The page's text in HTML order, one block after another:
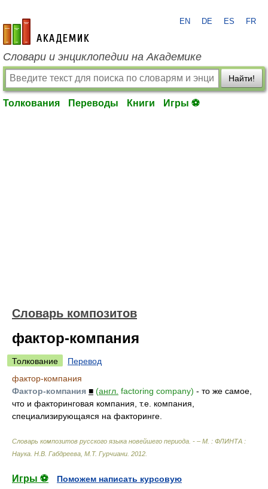
academic.ru
EN DE ES FR
Словари и энциклопедии на Академике
Найти!
Толкования Переводы Книги Игры ⚽
Словарь композитов
фактор-компания
Толкование
Перевод
фактор-компания
Фактор-компания ■ (англ. factoring company) - то же самое,
что и факторинговая компания, т.е. компания,
специализирующаяся на факторинге.
Словарь композитов русского языка новейшего периода. - – М. : ФЛИНТА :
Наука Н.В. Габдреева, М.Т. Гурчиани 2012
Игры ⚽
Поможем написать курсовую